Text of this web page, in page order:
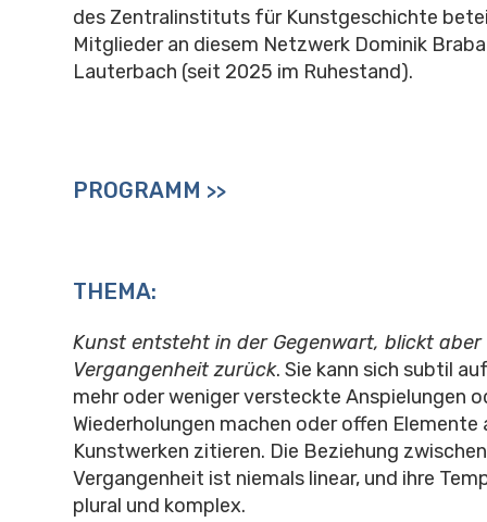
des Zentralinstituts für Kunstgeschichte
Mitglieder an diesem Netzwerk Dominik
Lauterbach (seit 2025 im Ruhestand).
PROGRAMM >>
THEMA:
Kunst entsteht in der Gegenwart, blickt
Vergangenheit zurück. Sie kann sich subtil
mehr oder weniger versteckte Anspielungen
Wiederholungen machen oder offen Elemente
Kunstwerken zitieren. Die Beziehung
Vergangenheit ist niemals linear, und ihre
plural und komplex.